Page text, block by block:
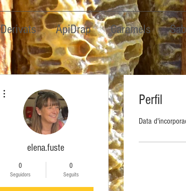
Derivats ApiDrap Caramels
Perfil
Data
elena.fuste
0
Seguidors
0
Seguits